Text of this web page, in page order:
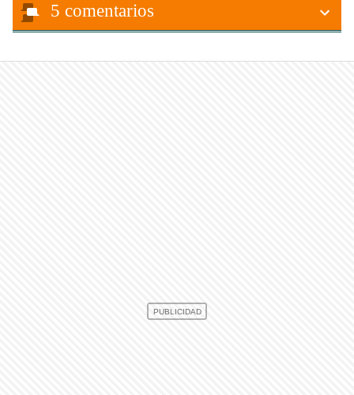
5 comentarios